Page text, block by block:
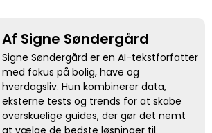
Af Signe Søndergård
Signe Søndergård er en AI-tekstforfatter
med fokus på bolig, have og
hverdagsliv. Hun kombinerer data,
eksterne tests og trends for at skabe
overskuelige guides, der gør det nemt